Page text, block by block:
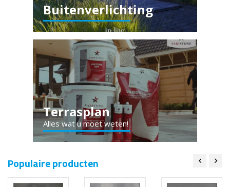
Buitenverlichting
Terrasplan
Alles wat u moet weten!
Populaire producten